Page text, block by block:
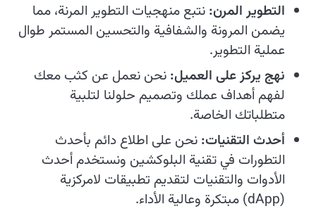
التطوير المرن: نتبع منهجيات التطوير المرنة، مما
يضمن المرونة والشفافية والتحسين المستمر طوال
عملية التطوير.
نهج يركز على العميل: نحن نعمل عن كثب معك
لفهم أهداف عملك وتصميم حلولنا لتلبية
متطلباتك الخاصة.
أحدث التقنيات: نحن على اطلاع دائم بأحدث
التطورات في تقنية البلوكشين ونستخدم أحدث
الأدوات والتقنيات لتقديم تطبيقات لامركزية
(dApp) مبتكرة وعالية الأداء.